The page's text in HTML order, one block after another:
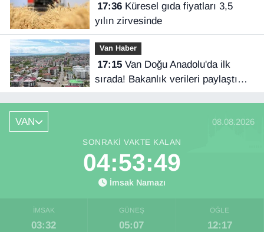
17:36Küresel gıda fiyatları 3,5
yılın zirvesinde
Van Haber
17:15Van Doğu Anadolu'da ilk
sırada! Bakanlık verileri paylaştı…
VAN 08.08.2026
SONRAKI VAKTE KALAN
04:53:49
İmsak Namazı
İMSAK
03:32
GÜNEŞ
05:07
ÖĞLE
12:17